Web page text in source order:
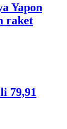
Yapon
raket
79,91